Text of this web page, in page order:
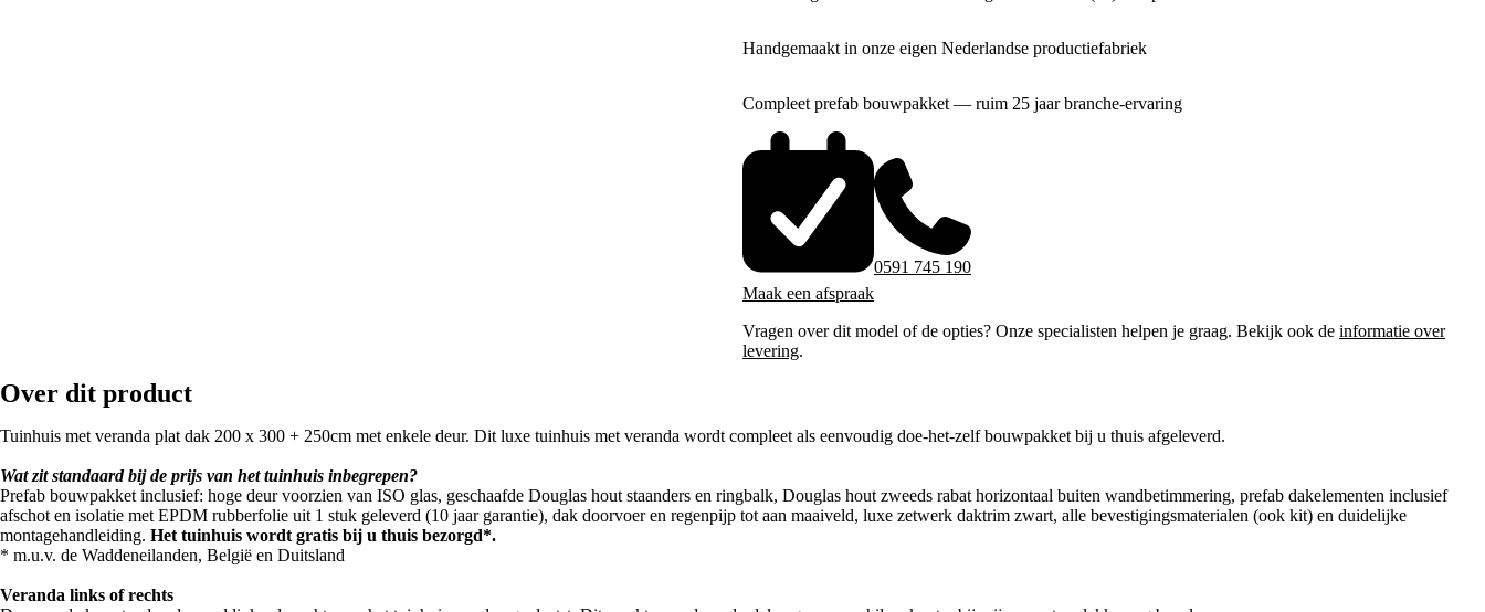
Handgemaakt in onze eigen Nederlandse productiefabriek
Compleet prefab bouwpakket — ruim 25 jaar branche-ervaring
Maak een afspraak
0591 745 190
Vragen over dit model of de opties? Onze specialisten helpen je graag. Bekijk ook de informatie over
levering.
Over dit product
Tuinhuis met veranda plat dak 200 x 300 + 250cm met enkele deur. Dit luxe tuinhuis met veranda wordt compleet als eenvoudig doe-het-zelf bouwpakket bij u thuis afgeleverd.
Wat zit standaard bij de prijs van het tuinhuis inbegrepen?
Prefab bouwpakket inclusief: hoge deur voorzien van ISO glas, geschaafde Douglas hout staanders en ringbalk, Douglas hout zweeds rabat horizontaal buiten wandbetimmering, prefab dakelementen inclusief
afschot en isolatie met EPDM rubberfolie uit 1 stuk geleverd (10 jaar garantie), dak doorvoer en regenpijp tot aan maaiveld, luxe zetwerk daktrim zwart, alle bevestigingsmaterialen (ook kit) en duidelijke
montagehandleiding. Het tuinhuis wordt gratis bij u thuis bezorgd*.
* m.u.v. de Waddeneilanden, België en Duitsland
Veranda links of rechts